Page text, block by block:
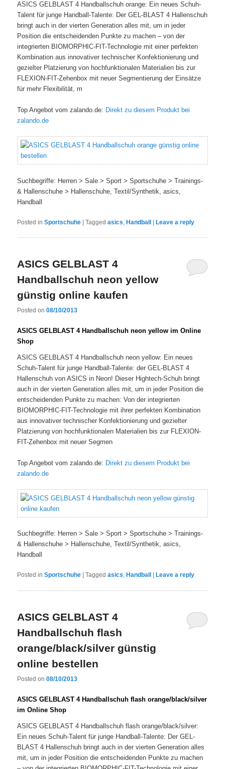
ASICS GELBLAST 4 Handballschuh orange: Ein neues Schuh-
Talent für junge Handball-Talente: Der GEL-BLAST 4 Hallenschuh
bringt auch in der vierten Generation alles mit, um in jeder
Position die entscheidenden Punkte zu machen – von der
integrierten BIOMORPHIC-FIT-Technologie mit einer perfekten
Kombination aus innovativer technischer Konfektionierung und
gezielter Platzierung von hochfunktionalen Materialien bis zur
FLEXION-FIT-Zehenbox mit neuer Segmentierung der Einsätze
für mehr Flexibilität, m
Top Angebot vom zalando.de: Direkt zu diesem Produkt bei
zalando.de
Suchbegriffe: Herren > Sale > Sport > Sportschuhe > Trainings-
& Hallenschuhe > Hallenschuhe, Textil/Synthetik, asics,
Handball
Posted in Sportschuhe |Tagged asics ,Handball |Leave a reply
ASICS GELBLAST 4
Handballschuh neon yellow
günstig online kaufen
Posted on08/10/2013
ASICS GELBLAST 4 Handballschuh neon yellow im Online
Shop
ASICS GELBLAST 4 Handballschuh neon yellow: Ein neues
Schuh-Talent für junge Handball-Talente: der GEL-BLAST 4
Hallenschuh von ASICS in Neon! Dieser Hightech-Schuh bringt
auch in der vierten Generation alles mit, um in jeder Position die
entscheidenden Punkte zu machen: Von der integrierten
BIOMORPHIC-FIT-Technologie mit ihrer perfekten Kombination
aus innovativer technischer Konfektionierung und gezielter
Platzierung von hochfunktionalen Materialien bis zur FLEXION-
FIT-Zehenbox mit neuer Segmen
Top Angebot vom zalando.de: Direkt zu diesem Produkt bei
zalando.de
Suchbegriffe: Herren > Sale > Sport > Sportschuhe > Trainings-
& Hallenschuhe > Hallenschuhe, Textil/Synthetik, asics,
Handball
Posted in Sportschuhe |Tagged asics, Handball Leave a reply
ASICS GELBLAST 4
Handballschuh flash
orange/black/silver günstig
online bestellen
Posted on08/10/2013
ASICS GELBLAST 4 Handballschuh flash orange/black/silver
im Online Shop
ASICS GELBLAST 4 Handballschuh flash orange/black/silver:
Ein neues Schuh-Talent für junge Handball-Talente: Der GEL-
BLAST 4 Hallenschuh bringt auch in der vierten Generation alles
mit, um in jeder Position die entscheidenden Punkte zu machen